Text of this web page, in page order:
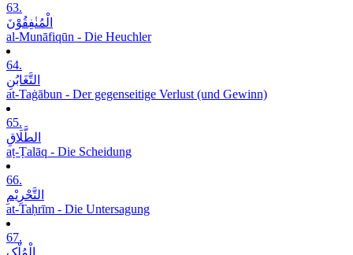
63.
الْمُنٰفِقُوْنَ
al-Munāfiqūn - Die Heuchler
64.
التَّغَابُنِ
at-Taġābun - Der gegenseitige Verlust (und Gewinn)
65.
الطَّلَاقِ
aṭ-Ṭalāq - Die Scheidung
66.
التَّحْرِیْمِ
at-Taḥrīm - Die Untersagung
67.